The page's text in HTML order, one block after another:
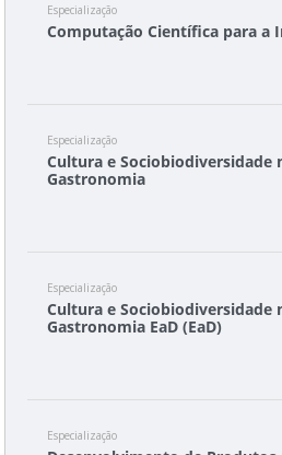
Especialização
Computação Científica para a
Especialização
Cultura e Sociobiodiversidade
Gastronomia
Especialização
Cultura e Sociobiodiversidade
Gastronomia EaD (EaD)
Especialização